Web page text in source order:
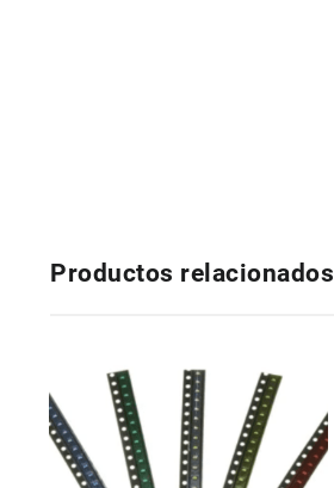
Productos relacionados